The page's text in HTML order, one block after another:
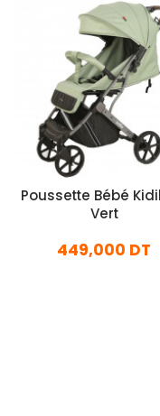
Poussette Bébé
Vert
449,000 DT